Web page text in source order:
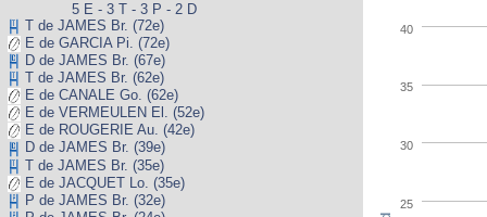
5 E - 3 T - 3 P - 2 D
T de JAMES Br. (72e)
E de GARCIA Pi. (72e)
D de JAMES Br. (67e)
T de JAMES Br. (62e)
E de CANALE Go. (62e)
E de VERMEULEN El. (52e)
E de ROUGERIE Au. (42e)
D de JAMES Br. (39e)
T de JAMES Br. (35e)
E de JACQUET Lo. (35e)
P de JAMES Br. (32e)
25
30
35
40